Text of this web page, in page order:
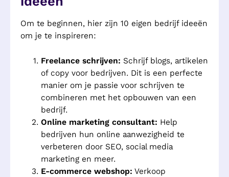
Om te beginnen, hier zijn 10 eigen bedrijf ideeën
om je te inspireren:
Freelance schrijven: Schrijf blogs, artikelen
of copy voor bedrijven. Dit is een perfecte
manier om je passie voor schrijven te
combineren met het opbouwen van een
bedrijf.
Online marketing consultant: Help
bedrijven hun online aanwezigheid te
verbeteren door SEO, social media
marketing en meer.
E-commerce webshop: Verkoop